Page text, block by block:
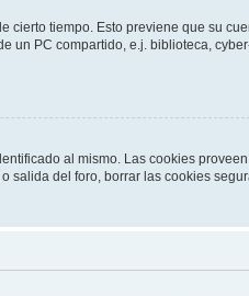
tiempo. Esto previene que su
un PC compartido, e.j. biblioteca,
al mismo. Las cookies
del foro, borrar las cookies